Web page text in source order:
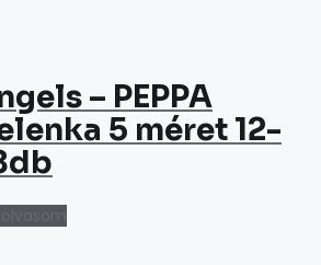
– PEPPA
5 méret 12-